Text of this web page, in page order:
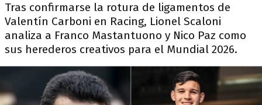
Tras confirmarse la rotura de ligamentos de
Valentín Carboni en Racing, Lionel Scaloni
analiza a Franco Mastantuono y Nico Paz como
sus herederos creativos para el Mundial 2026.